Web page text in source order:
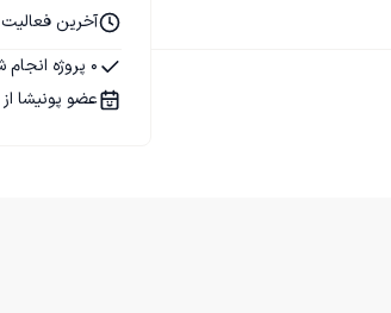
آخرین فعالیت 04 مهر 1404
0 پروژه انجام شده
عضو پونیشا از 04 مهر 1404